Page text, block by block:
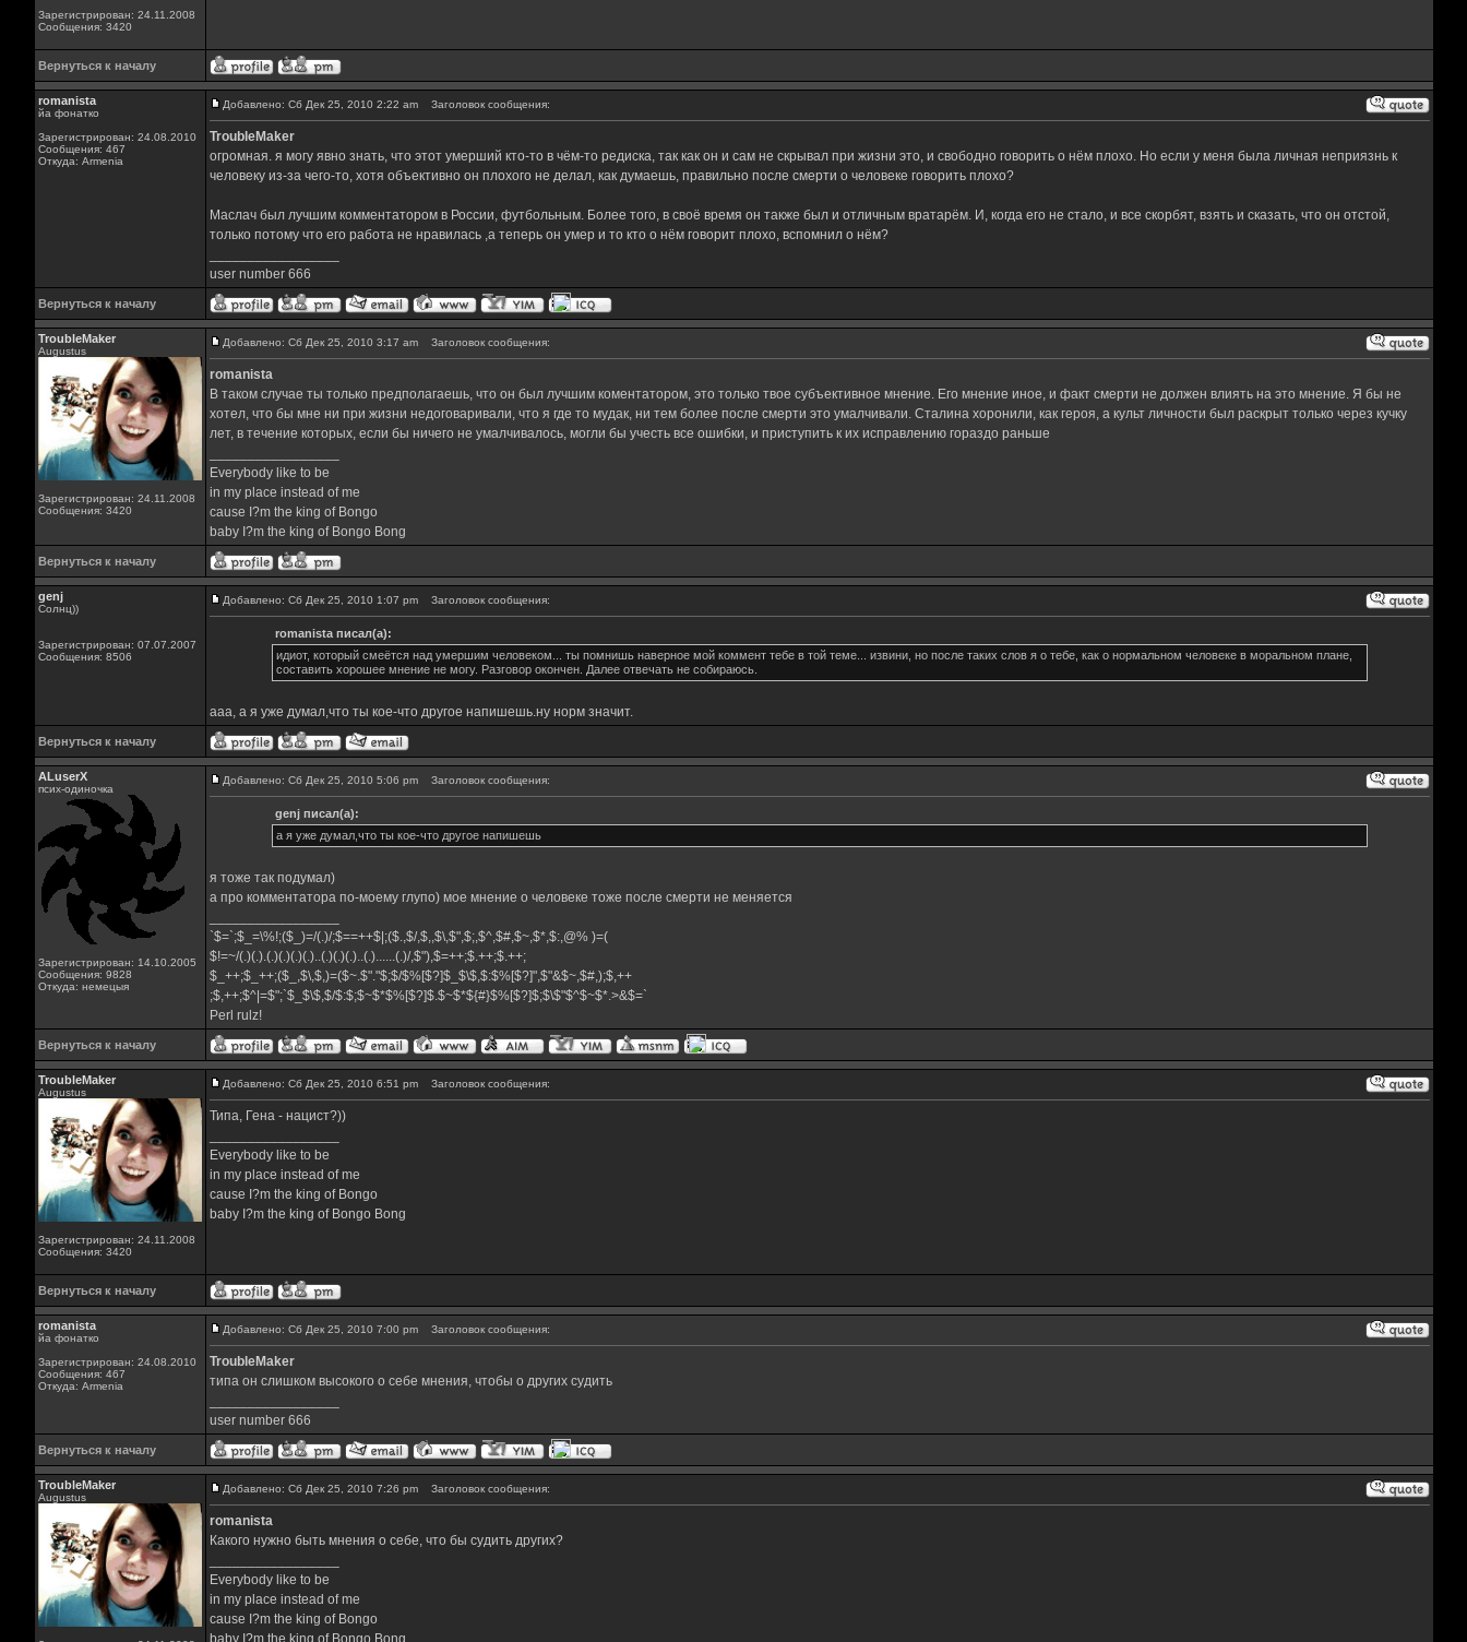
Зарегистрирован: 24.11.2008
Сообщения: 3420
Вернуться к началу
romanista
йа фонатко
Зарегистрирован: 24.08.2010
Сообщения: 467
Откуда: Armenia
Добавлено: Сб Дек 25, 2010 2:22 am Заголовок сообщения:
TroubleMaker
огромная. я могу явно знать, что этот умерший кто-то в чём-то редиска, так как он и сам не скрывал при жизни это, и свободно говорить о нём плохо. Но если у меня была личная неприязнь к
человеку из-за чего-то, хотя объективно он плохого не делал, как думаешь, правильно после смерти о человеке говорить плохо?
Маслач был лучшим комментатором в России, футбольным. Более того, в своё время он также был и отличным вратарём. И, когда его не стало, и все скорбят, взять и сказать, что он отстой,
только потому что его работа не нравилась ,а теперь он умер и то кто о нём говорит плохо, вспомнил о нём?
user number 666
Вернуться к началу
TroubleMaker
Augustus
Зарегистрирован: 24.11.2008
Сообщения: 3420
Добавлено: Сб Дек 25, 2010 3:17 am Заголовок сообщения:
romanista
В таком случае ты только предполагаешь, что он был лучшим коментатором, это только твое субъективное мнение. Его мнение иное, и факт смерти не должен влиять на это мнение. Я бы не
хотел, что бы мне ни при жизни недоговаривали, что я где то мудак, ни тем более после смерти это умалчивали. Сталина хоронили, как героя, а культ личности был раскрыт только через кучку
лет, в течение которых, если бы ничего не умалчивалось, могли бы учесть все ошибки, и приступить к их исправлению гораздо раньше
Everybody like to be
in my place instead of me
cause I?m the king of Bongo
baby I?m the king of Bongo Bong
Вернуться к началу
genj
Солнц))
Зарегистрирован: 07.07.2007
Сообщения: 8506
Добавлено: Сб Дек 25, 2010 1:07 pm Заголовок сообщения:
romanista писал(а):
идиот, который смеётся над умершим человеком... ты помнишь наверное мой коммент тебе в той теме... извини, но после таких слов я о тебе, как о нормальном человеке в моральном плане,
составить хорошее мнение не могу. Разговор окончен. Далее отвечать не собираюсь.
ааа, а я уже думал,что ты кое-что другое напишешь.ну норм значит.
Вернуться к началу
ALuserX
псих-одиночка
Зарегистрирован: 14.10.2005
Сообщения: 9828
Откуда: немецыя
Добавлено: Сб Дек 25, 2010 5:06 pm Заголовок сообщения:
genj писал(а):
а я уже думал,что ты кое-что другое напишешь
я тоже так подумал)
а про комментатора по-моему глупо) мое мнение о человеке тоже после смерти не меняется
`$=`;$_=\%!;($_)=/(.)/;$==++$|;($.,$/,$,,$\,$",$;,$^,$#,$~,$*,$:,@% )=(
$!=~/(.)(.).(.)(.)(.)(.)..(.)(.)(.)..(.)......(.)/,$"),$=++;$.++;$.++;
$_++;$_++;($_,$\,$,)=($~.$"."$;$/$%[$?]$_$\$,$:$%[$?]",$"&$~,$#,);$,++
;$,++;$^|=$";`$_$\$,$/$:$;$~$*$%[$?]$.$~$*${#}$%[$?]$;$\$"$^$~$*.>&$=`
Perl rulz!
Вернуться к началу
TroubleMaker
Augustus
Зарегистрирован: 24.11.2008
Сообщения: 3420
Добавлено: Сб Дек 25, 2010 6:51 pm Заголовок сообщения:
Типа, Гена - нацист?))
Everybody like to be
in my place instead of me
cause I?m the king of Bongo
baby I?m the king of Bongo Bong
Вернуться к началу
romanista
йа фонатко
Зарегистрирован: 24.08.2010
Сообщения: 467
Откуда: Armenia
Добавлено: Сб Дек 25, 2010 7:00 pm Заголовок сообщения:
TroubleMaker
типа он слишком высокого о себе мнения, чтобы о других судить
user number 666
Вернуться к началу
TroubleMaker
Augustus
Добавлено: Сб Дек 25, 2010 7:26 pm Заголовок сообщения:
romanista
Какого нужно быть мнения о себе, что бы судить других?
Everybody like to be
in my place instead of me
cause I?m the king of Bongo
baby I?m the king of Bongo Bong